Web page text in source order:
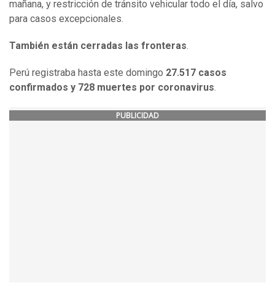
mañana, y restricción de tránsito vehicular todo el día, salvo
para casos excepcionales.
También están cerradas las fronteras.
Perú registraba hasta este domingo 27.517 casos
confirmados y 728 muertes por coronavirus.
PUBLICIDAD